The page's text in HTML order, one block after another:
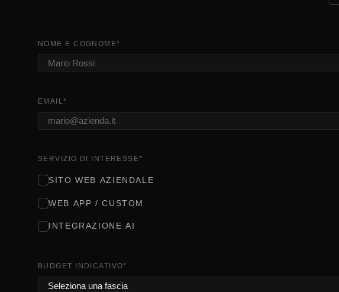
NOME E COGNOME*
EMAIL*
SERVIZIO DI INTERESSE*
SITO WEB AZIENDALE
WEB APP / CUSTOM
INTEGRAZIONE AI
BUDGET INDICATIVO*